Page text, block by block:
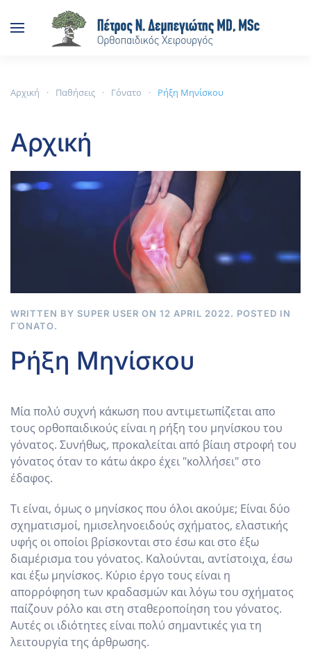
Skip to main content
Αρχική Παθήσεις Γόνατο Ρήξη Μηνίσκου
Αρχική
WRITTEN BY SUPER USER ON 12 APRIL 2022. POSTED IN
ΓΌΝΑΤΟ.
Ρήξη Μηνίσκου
Μία πολύ συχνή κάκωση που αντιμετωπίζεται απο
τους ορθοπαιδικούς είναι η ρήξη του μηνίσκου του
γόνατος. Συνήθως, προκαλείται από βίαιη στροφή του
γόνατος όταν το κάτω άκρο έχει "κολλήσει" στο
έδαφος.
Τι είναι, όμως ο μηνίσκος που όλοι ακούμε; Είναι δύο
σχηματισμοί, ημισεληνοειδούς σχήματος, ελαστικής
υφής οι οποίοι βρίσκονται στο έσω και στο έξω
διαμέρισμα του γόνατος. Καλούνται, αντίστοιχα, έσω
και έξω μηνίσκος. Κύριο έργο τους είναι η
απορρόφηση των κραδασμών και λόγω του σχήματος
παίζουν ρόλο και στη σταθεροποίηση του γόνατος.
Αυτές οι ιδιότητες είναι πολύ σημαντικές για τη
λειτουργία της άρθρωσης.